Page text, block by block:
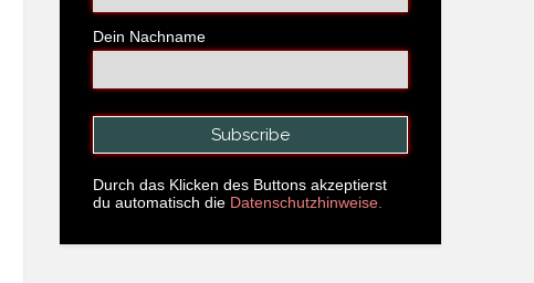
Dein Nachname
Durch das Klicken des Buttons akzeptierst
du automatisch die Datenschutzhinweise.